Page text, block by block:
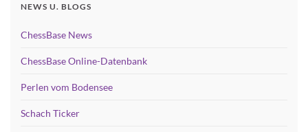
NEWS U. BLOGS
ChessBase News
ChessBase Online-Datenbank
Perlen vom Bodensee
Schach Ticker